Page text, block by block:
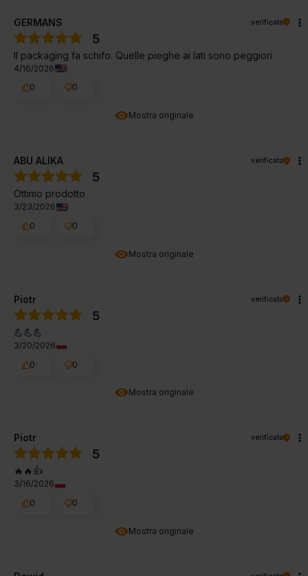
Mostra originale
GERMANS verificato
5
Il packaging fa schifo. Quelle pieghe ai lati sono peggiori
4/16/2026
0
0
Mostra originale
ABU ALIKA verificato
5
Ottimo prodotto
3/23/2026
0
0
Mostra originale
Piotr verificato
5
💪💪💪
3/20/2026
0
0
Mostra originale
Piotr verificato
5
🔥🔥👍️
3/16/2026
0
0